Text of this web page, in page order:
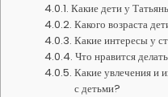
Какие дети у
Какого возраста
Какие интересы у
Что нравится
Какие увлечения и
с детьми?